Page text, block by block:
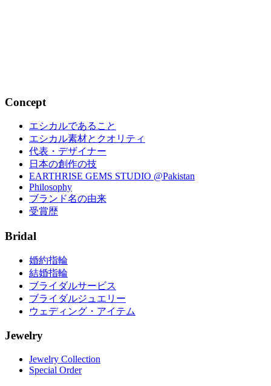
Concept
エシカルであること
エシカル素材とクオリティ
代表・デザイナー
日本の創作の技
EARTHRISE GEMS STUDIO @Pakistan
Philosophy
ブランド名の由来
受賞歴
Bridal
婚約指輪
結婚指輪
ブライダルサービス
ブライダルジュエリー
ウェディング・アイテム
Jewelry
Jewelry Collection
Special Order